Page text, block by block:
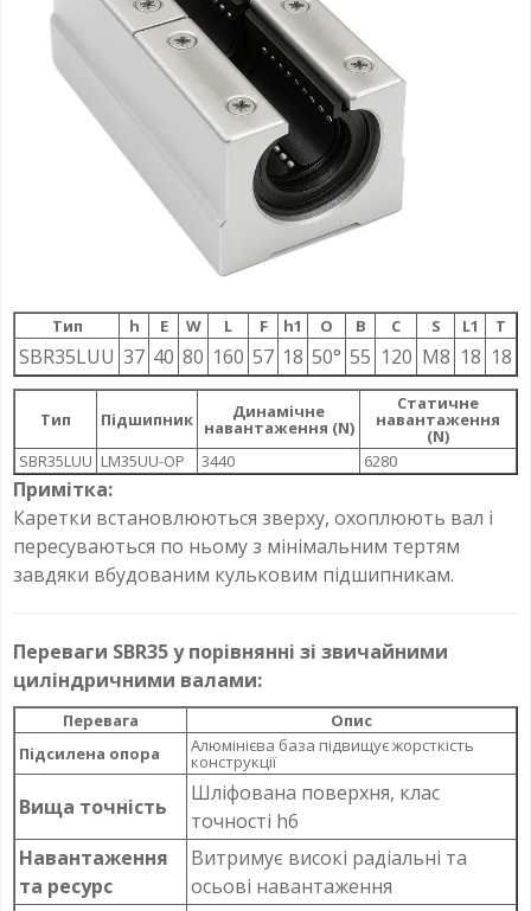
Тип h E W L F h1 О B C S L1 T
SBR35LUU 37 40 80 160 57 18 50° 55 120 M8 18 18
Тип Підшипник Динамічне
навантаження (N)
Статичне
навантаження
(N)
SBR35LUU LM35UU-OP 3440 6280
Примітка:
Каретки встановлюються зверху, охоплюють вал і
пересуваються по ньому з мінімальним тертям
завдяки вбудованим кульковим підшипникам.
Переваги SBR35 у порівнянні зі звичайними
циліндричними валами:
Перевага
Опис
Підсилена опора
Алюмінієва база підвищує жорсткість
конструкції
Вища точність
Шліфована поверхня, клас
точності h6
Навантаження
та ресурс
Витримує високі радіальні та
осьові навантаження